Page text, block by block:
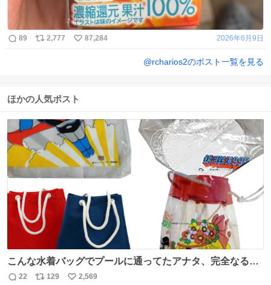
89 2,777 87,284 2026年6月9日
@rcharios2のポスト一覧を見る
ほかの人気ポスト
こんな水着バッグでプールに通ってたアナタ、完全なる同
世代（笑） #70年代 #80年代 #昭和レトロ
返
22
リ
129
い
2,569